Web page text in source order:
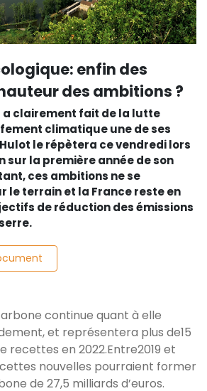
enfin des
des ambitions ?
a clairement fait de la lutte
climatique une de ses
le répètera ce vendredi lors
sur la première année de son
ces ambitions ne se
le terrain et la France reste en
de réduction des émissions
continue quant à elle
et représentera plus de15
recettes en 2022.Entre2019 et
nouvelles pourraient former
de 27,5 milliards d’euros.